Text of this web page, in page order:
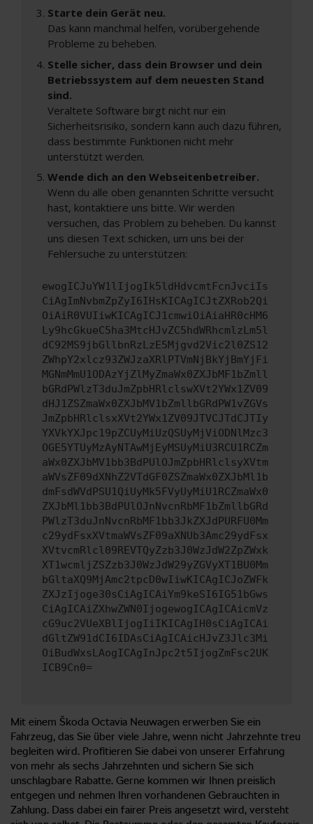
Starte dein Gerät neu.
Das kann manchmal helfen, vorübergehende
Probleme zu beheben.
Stelle sicher, dass dein Browser und dein
Betriebssystem auf dem neuesten Stand
sind.
Veraltete Software birgt nicht nur ein
Sicherheitsrisiko, sondern kann auch dazu führen,
dass bestimmte Funktionen nicht mehr
unterstützt werden.
Wende dich an den Webseitenbetreiber.
Wenn du alle oben genannten Schritte versucht
hast, kontaktiere uns bitte. Wir werden
versuchen, das Problem zu beheben. Du kannst
uns diesen Text schicken, um uns bei der
Fehlersuche zu unterstützen:
ewogICJuYW1lIjogIk5ldHdvcmtFcnJvciIs
CiAgImNvbmZpZyI6IHsKICAgICJtZXRob2Qi
OiAiR0VUIiwKICAgICJ1cmwiOiAiaHR0cHM6
Ly9hcGkueC5ha3MtcHJvZC5hdWRhcmlzLm5l
dC92MS9jbGllbnRzLzE5Mjgvd2Vic2l0ZS12
ZWhpY2xlcz93ZWJzaXRlPTVmNjBkYjBmYjFi
MGNmMmU1ODAzYjZlMyZmaWx0ZXJbMF1bZmll
bGRdPWlzT3duJmZpbHRlclswXVt2YWx1ZV09
dHJ1ZSZmaWx0ZXJbMV1bZmllbGRdPW1vZGVs
JmZpbHRlclsxXVt2YWx1ZV09JTVCJTdCJTIy
YXVkYXJpc19pZCUyMiUzQSUyMjViODNlMzc3
OGE5YTUyMzAyNTAwMjEyMSUyMiU3RCU1RCZm
aWx0ZXJbMV1bb3BdPUlOJmZpbHRlclsyXVtm
aWVsZF09dXNhZ2VTdGF0ZSZmaWx0ZXJbMl1b
dmFsdWVdPSU1QiUyMk5FVyUyMiU1RCZmaWx0
ZXJbMl1bb3BdPUlOJnNvcnRbMF1bZmllbGRd
PWlzT3duJnNvcnRbMF1bb3JkZXJdPURFU0Mm
c29ydFsxXVtmaWVsZF09aXNUb3Amc29ydFsx
XVtvcmRlcl09REVTQyZzb3J0WzJdW2ZpZWxk
XT1wcmljZSZzb3J0WzJdW29yZGVyXT1BU0Mm
bGltaXQ9MjAmc2tpcD0wIiwKICAgICJoZWFk
ZXJzIjoge30sCiAgICAiYm9keSI6IG51bGws
CiAgICAiZXhwZWN0IjogewogICAgICAicmVz
cG9uc2VUeXBlIjogIiIKICAgIH0sCiAgICAi
dGltZW91dCI6IDAsCiAgICAicHJvZ3Jlc3Mi
OiBudWxsLAogICAgInJpc2t5IjogZmFsc2UK
ICB9Cn0=
Mit einem Škoda Octavia Neuwagen erwerben Sie ein
Fahrzeug, das Sie über viele Jahre, wenn nicht Jahrzehnte treu
begleiten wird. Profitieren Sie dabei von unserer Erfahrung
von mehr als sechs Jahrzehnten und sichern Sie sich
unschlagbare Rabatte. Gerne kommen wir Ihnen preislich
entgegen und nehmen Ihren vorhandenen Gebrauchten in
Zahlung. Dass dabei ein fairer Preis angesetzt wird, versteht